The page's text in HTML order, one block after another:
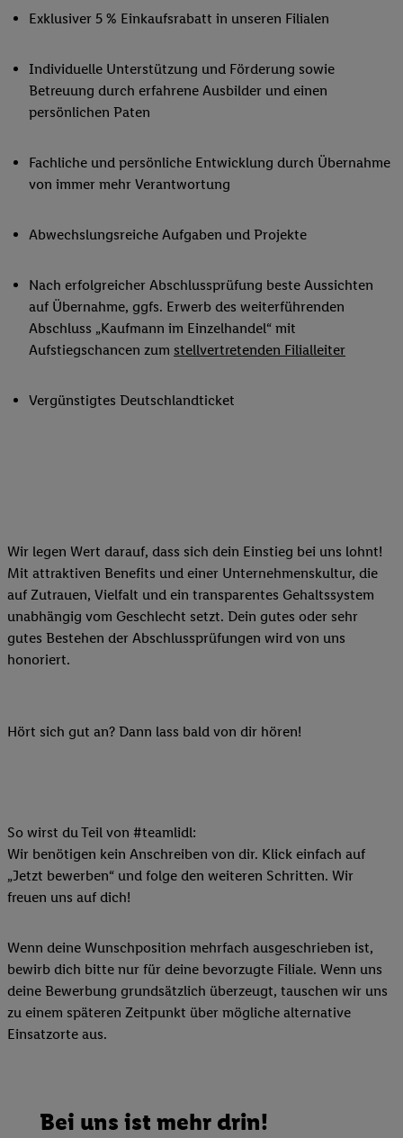
Exklusiver 5 % Einkaufsrabatt in unseren Filialen
Individuelle Unterstützung und Förderung sowie
Betreuung durch erfahrene Ausbilder und einen
persönlichen Paten
Fachliche und persönliche Entwicklung durch Übernahme
von immer mehr Verantwortung
Abwechslungsreiche Aufgaben und Projekte
Nach erfolgreicher Abschlussprüfung beste Aussichten
auf Übernahme, ggfs. Erwerb des weiterführenden
Abschluss „Kaufmann im Einzelhandel“ mit
Aufstiegschancen zum stellvertretenden Filialleiter
Vergünstigtes Deutschlandticket
Wir legen Wert darauf, dass sich dein Einstieg bei uns lohnt!
Mit attraktiven Benefits und einer Unternehmenskultur, die
auf Zutrauen, Vielfalt und ein transparentes Gehaltssystem
unabhängig vom Geschlecht setzt. Dein gutes oder sehr
gutes Bestehen der Abschlussprüfungen wird von uns
honoriert.
Hört sich gut an? Dann lass bald von dir hören!
So wirst du Teil von #teamlidl:
Wir benötigen kein Anschreiben von dir. Klick einfach auf
„Jetzt bewerben“ und folge den weiteren Schritten. Wir
freuen uns auf dich!
Wenn deine Wunschposition mehrfach ausgeschrieben ist,
bewirb dich bitte nur für deine bevorzugte Filiale. Wenn uns
deine Bewerbung grundsätzlich überzeugt, tauschen wir uns
zu einem späteren Zeitpunkt über mögliche alternative
Einsatzorte aus.
Bei uns ist mehr drin!